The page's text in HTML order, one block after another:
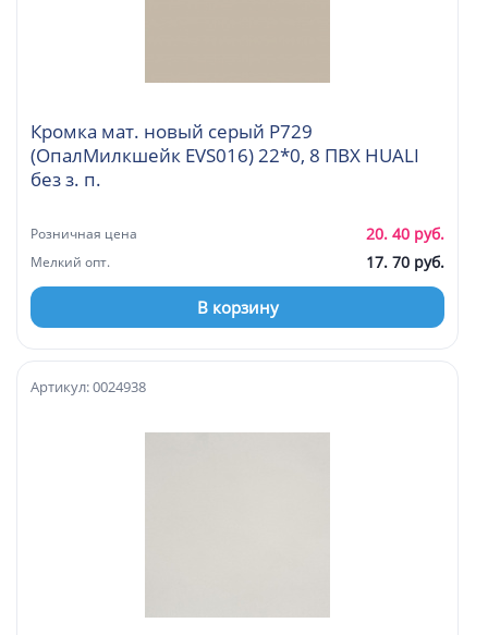
Кромка мат. новый серый P729
(ОпалМилкшейк EVS016) 22*0, 8 ПВХ HUALI
без з. п.
Розничная цена 20. 40 руб.
Мелкий опт. 17. 70 руб.
В корзину
Артикул: 0024938